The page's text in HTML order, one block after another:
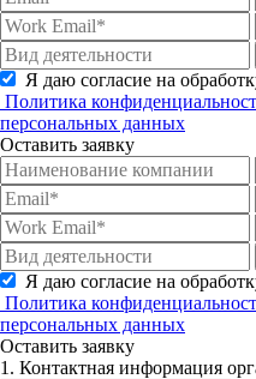
Я даю согласие на
Политика
персональных данных
Оставить заявку
Я даю согласие на
Политика
персональных данных
Оставить заявку
1. Контактная информация